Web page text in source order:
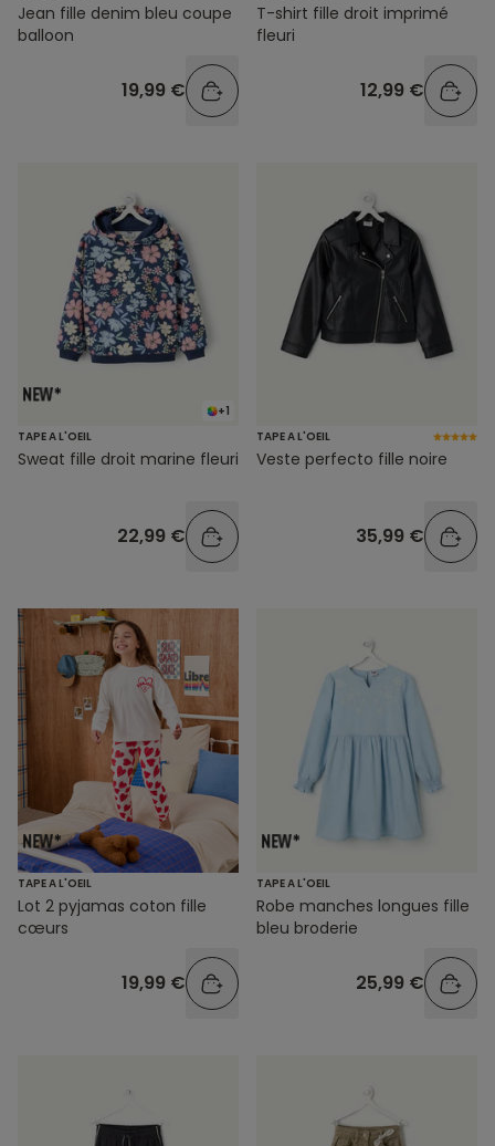
Jean fille denim bleu coupe
balloon
19,99 €
T-shirt fille droit imprimé
fleuri
12,99 €
+1
TAPE A L'OEIL
Sweat fille droit marine fleuri
22,99 €
TAPE A L'OEIL
Veste perfecto fille noire
35,99 €
TAPE A L'OEIL
Lot 2 pyjamas coton fille
cœurs
19,99 €
TAPE A L'OEIL
Robe manches longues fille
bleu broderie
25,99 €